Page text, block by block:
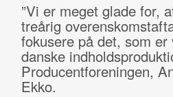
”Vi er meget glade for,
treårig
fokusere på det, som
danske
Producentforeningen,
Ekko.